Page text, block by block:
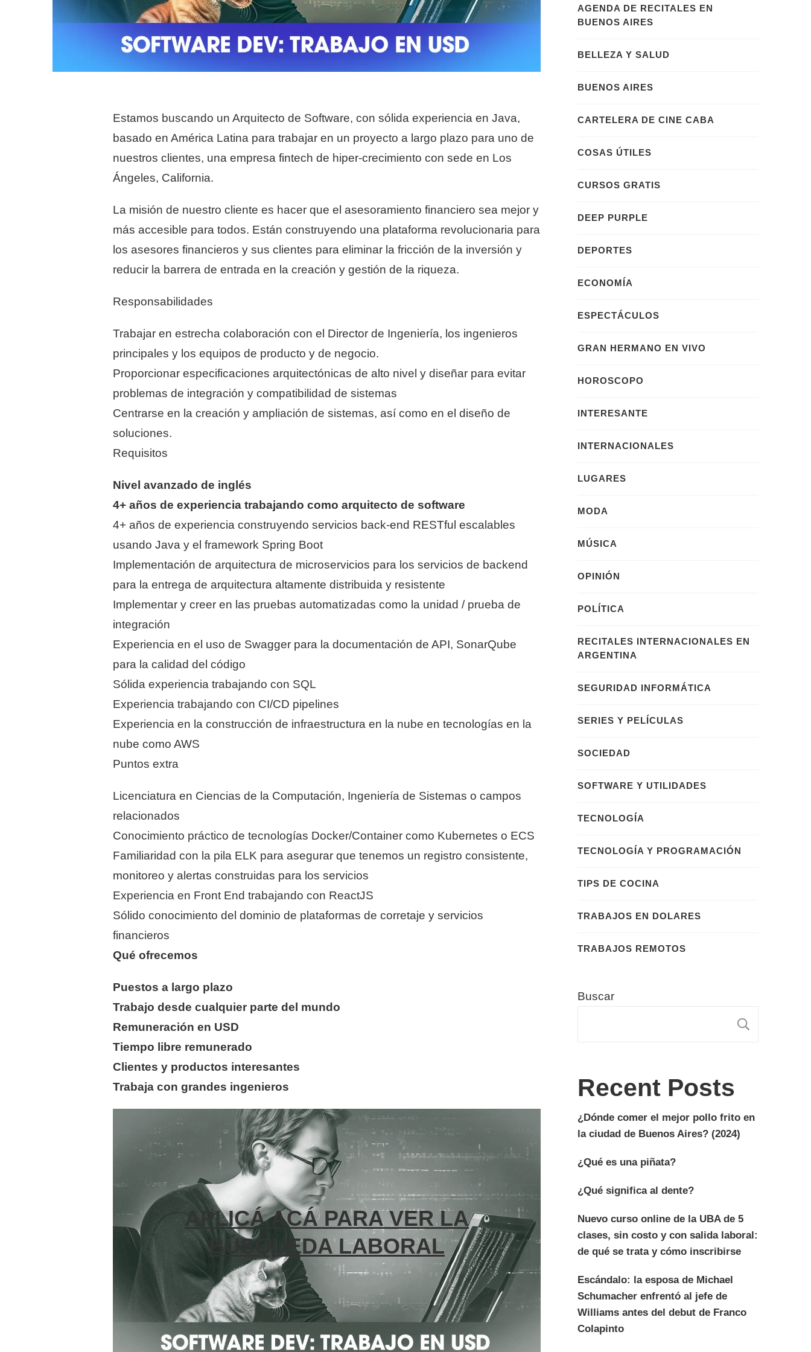
Estamos buscando un Arquitecto de Software, con sólida experiencia en Java,
basado en América Latina para trabajar en un proyecto a largo plazo para uno de
nuestros clientes, una empresa fintech de hiper-crecimiento con sede en Los
Ángeles, California.
La misión de nuestro cliente es hacer que el asesoramiento financiero sea mejor y
más accesible para todos. Están construyendo una plataforma revolucionaria para
los asesores financieros y sus clientes para eliminar la fricción de la inversión y
reducir la barrera de entrada en la creación y gestión de la riqueza.
Responsabilidades
Trabajar en estrecha colaboración con el Director de Ingeniería, los ingenieros
principales y los equipos de producto y de negocio.
Proporcionar especificaciones arquitectónicas de alto nivel y diseñar para evitar
problemas de integración y compatibilidad de sistemas
Centrarse en la creación y ampliación de sistemas, así como en el diseño de
soluciones.
Requisitos
Nivel avanzado de inglés
4+ años de experiencia trabajando como arquitecto de software
4+ años de experiencia construyendo servicios back-end RESTful escalables
usando Java y el framework Spring Boot
Implementación de arquitectura de microservicios para los servicios de backend
para la entrega de arquitectura altamente distribuida y resistente
Implementar y creer en las pruebas automatizadas como la unidad / prueba de
integración
Experiencia en el uso de Swagger para la documentación de API, SonarQube
para la calidad del código
Sólida experiencia trabajando con SQL
Experiencia trabajando con CI/CD pipelines
Experiencia en la construcción de infraestructura en la nube en tecnologías en la
nube como AWS
Puntos extra
Licenciatura en Ciencias de la Computación, Ingeniería de Sistemas o campos
relacionados
Conocimiento práctico de tecnologías Docker/Container como Kubernetes o ECS
Familiaridad con la pila ELK para asegurar que tenemos un registro consistente,
monitoreo y alertas construidas para los servicios
Experiencia en Front End trabajando con ReactJS
Sólido conocimiento del dominio de plataformas de corretaje y servicios
financieros
Qué ofrecemos
Puestos a largo plazo
Trabajo desde cualquier parte del mundo
Remuneración en USD
Tiempo libre remunerado
Clientes y productos interesantes
Trabaja con grandes ingenieros
APLICÁ ACÁ PARA VER LA
BÚSQUEDA LABORAL
AGENDA DE RECITALES EN
BUENOS AIRES
BELLEZA Y SALUD
BUENOS AIRES
CARTELERA DE CINE CABA
COSAS ÚTILES
CURSOS GRATIS
DEEP PURPLE
DEPORTES
ECONOMÍA
ESPECTÁCULOS
GRAN HERMANO EN VIVO
HOROSCOPO
INTERESANTE
INTERNACIONALES
LUGARES
MODA
MÚSICA
OPINIÓN
POLÍTICA
RECITALES INTERNACIONALES EN
ARGENTINA
SEGURIDAD INFORMÁTICA
SERIES Y PELÍCULAS
SOCIEDAD
SOFTWARE Y UTILIDADES
TECNOLOGÍA
TECNOLOGÍA Y PROGRAMACIÓN
TIPS DE COCINA
TRABAJOS EN DOLARES
TRABAJOS REMOTOS
Buscar
Recent Posts
¿Dónde comer el mejor pollo frito en
la ciudad de Buenos Aires? (2024)
¿Qué es una piñata?
¿Qué significa al dente?
Nuevo curso online de la UBA de 5
clases, sin costo y con salida laboral:
de qué se trata y cómo inscribirse
Escándalo: la esposa de Michael
Schumacher enfrentó al jefe de
Williams antes del debut de Franco
Colapinto